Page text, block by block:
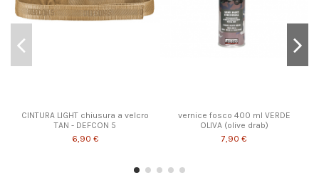
CINTURA LIGHT chiusura a velcro
TAN - DEFCON 5
6,90 €
vernice fosco 400 ml VERDE
OLIVA (olive drab)
7,90 €